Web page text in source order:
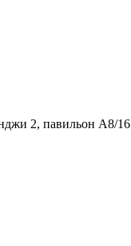
2, павильон А8/16